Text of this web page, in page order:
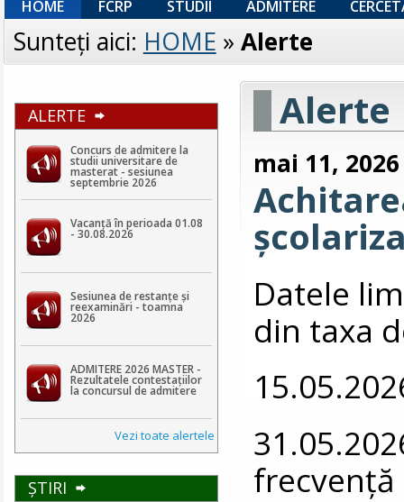
HOME FCRP STUDII ADMITERE
Sunteţi aici: HOME » Alerte
ALERTE
Concurs de admitere la
studii universitare de
masterat - sesiunea
septembrie 2026
Vacanță în perioada 01.08
- 30.08.2026
Sesiunea de restanțe și
reexaminări - toamna
2026
ADMITERE 2026 MASTER -
Rezultatele contestaţiilor
la concursul de admitere
Vezi toate alertele
ŞTIRI
Alerte
mai 11, 2026
Datele
din taxa